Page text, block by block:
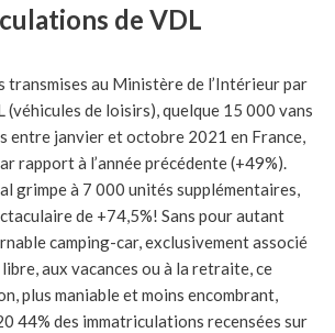
de VDL
transmises au Ministère de l’Intérieur par
(véhicules de loisirs), quelque 15 000 vans
entre janvier et octobre 2021 en France,
rapport à l’année précédente (+49%).
grimpe à 7 000 unités supplémentaires,
de +74,5%! Sans pour autant
camping-car, exclusivement associé
aux vacances ou à la retraite, ce
plus maniable et moins encombrant,
44% des immatriculations recensées sur